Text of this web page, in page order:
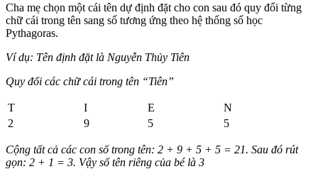
Cha mẹ chọn một cái tên dự định đặt cho con sau đó quy đổi từng
chữ cái trong tên sang số tương ứng theo hệ thống số học
Pythagoras.
Ví dụ: Tên định đặt là Nguyễn Thủy Tiên
Quy đổi các chữ cái trong tên “Tiên”
T I E
N
2
9 5 5
Cộng tất cả các con số trong tên: 2 + 9 + 5 + 5 = 21. Sau đó rút
gọn: 2 + 1 = 3. Vậy số tên riêng của bé là 3